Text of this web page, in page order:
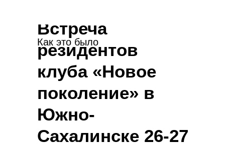
Встреча
резидентов
клуба «Новое
поколение» в
Южно-
Сахалинске 26-27
Как это было